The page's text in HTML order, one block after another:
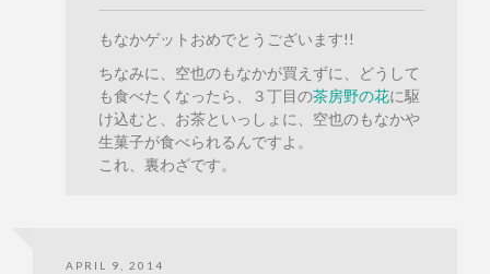
もなかゲットおめでとうございます!!
ちなみに、空也のもなかが買えずに、どうして
も食べたくなったら、３丁目の茶房野の花に駆
け込むと、お茶といっしょに、空也のもなかや
生菓子が食べられるんですよ。
これ、裏わざです。
APRIL 9, 2014